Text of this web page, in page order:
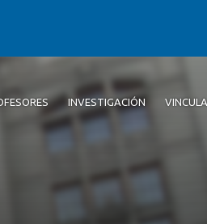
INVESTIGACIÓN